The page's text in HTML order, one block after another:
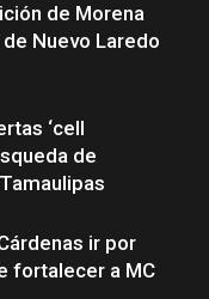
de Morena
Nuevo Laredo
‘cell
de
ir por
fortalecer a MC